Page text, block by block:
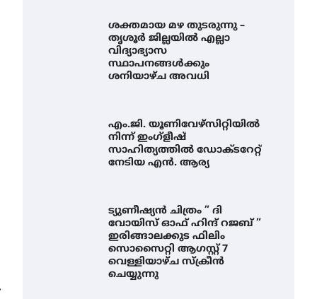
ശക്തമായ മഴ തുടരുന്നു –
തൃശൂർ ജില്ലയിൽ എല്ലാ
വിദ്യാഭ്യാസ
സ്ഥാപനങ്ങൾക്കും
ശനിയാഴ്ച അവധി
എം.ജി. യൂണിവേഴ്‌സിറ്റിയിൽ
നിന്ന് ഇംഗ്ളീഷ്
സാഹിത്യത്തിൽ ഡോക്ടറേറ്റ്
നേടിയ എൻ. ആര്യ
ട്യുണീഷ്യൻ ചിത്രം ” ദി
വോയിസ് ഓഫ് ഹിന്ദ് റജബ് ”
ഇരിങ്ങാലക്കുട ഫിലിം
സൊസൈറ്റി ആഗസ്റ്റ് 7
വെള്ളിയാഴ്ച സ്‌ക്രീൻ
ചെയ്യുന്നു
എം.ജി. യൂണിവേഴ്‌സിറ്റിയിൽ
നിന്ന് ഇംഗ്ളീഷ്
സാഹിത്യത്തിൽ ഡോക്ടറേറ്റ്